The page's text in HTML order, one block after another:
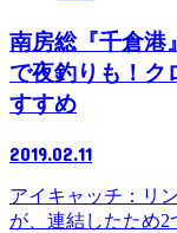
南房総『千倉港
で夜釣りも！ク
すすめ
2019.02.11
アイキャッチ：リ
が、連結したため